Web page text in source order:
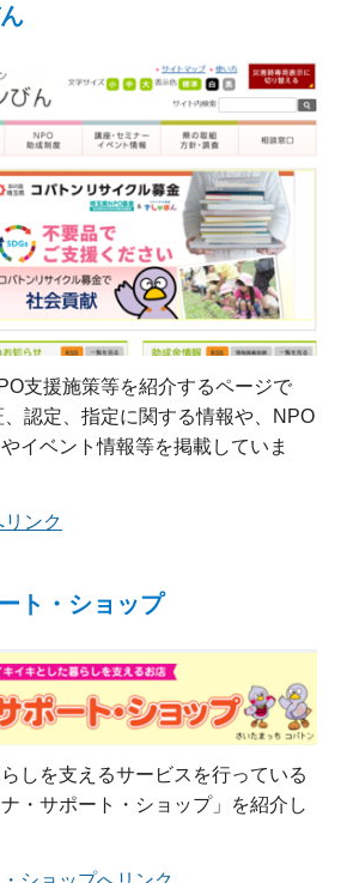
支援施策等を紹介するページで
認定、指定に関する情報や、NPO
イベント情報等を掲載していま
ンク
ト・ショップ
しを支えるサービスを行っている
・サポート・ショップ」を紹介し